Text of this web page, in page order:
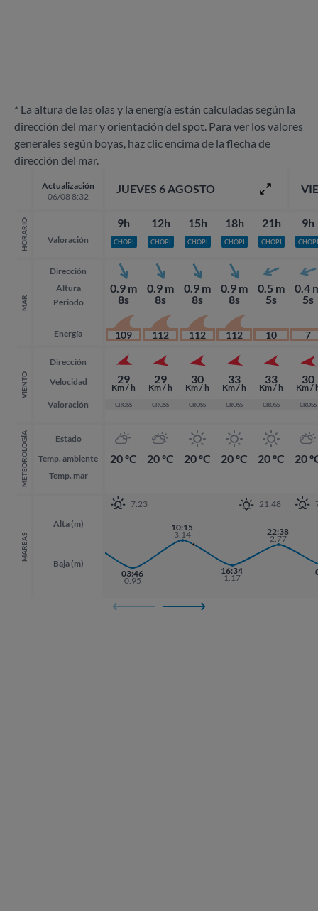
* La altura de las olas y la energía están calculadas según la
dirección del mar y orientación del spot. Para ver los valores
generales según boyas, haz clic encima de la flecha de
dirección del mar.
Actualización
06/08 8:32
HORARIO Valoración
MAR
Dirección
Altura
Periodo
Energía
VIENTO
Dirección
Velocidad
Valoración
METEOROLOGÍA
Estado
Temp. ambiente
Temp. mar
MAREAS
Alta (m)
Baja (m)
JUEVES 6 AGOSTO
9h
CHOPI
0.9 m
8s
109
29
Km / h
CROSS
20 ºC
12h
CHOPI
0.9 m
8s
112
29
Km / h
CROSS
20 ºC
15h
CHOPI
0.9 m
8s
112
30
Km / h
CROSS
20 ºC
18h
CHOPI
0.9 m
8s
112
33
Km / h
CROSS
20 ºC
21h
CHOPI
0.5 m
5s
10
33
Km / h
CROSS
20 ºC
7:23 21:48
21:35
03:46
0.95
10:15
3.14
16:34
1.17
22:38
2.77
9h
CHOPI
0.4
5s
7
30
Km /
CROSS
20
22:38
2.77